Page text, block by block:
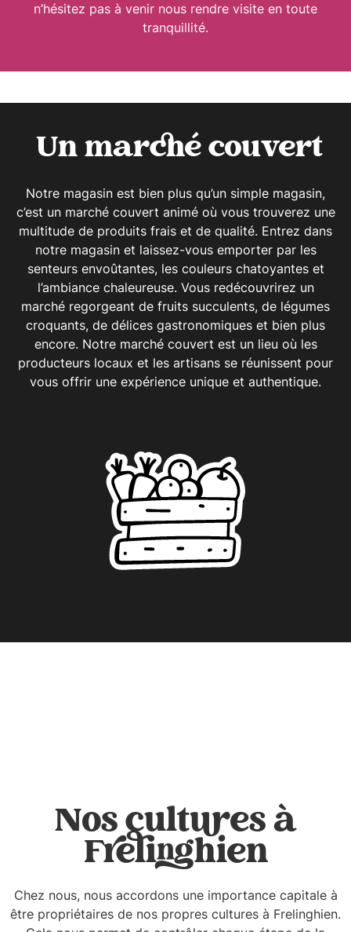
n’hésitez pas à venir nous rendre visite en toute
tranquillité.
Un marché couvert
Notre magasin est bien plus qu’un simple magasin,
c’est un marché couvert animé où vous trouverez une
multitude de produits frais et de qualité. Entrez dans
notre magasin et laissez-vous emporter par les
senteurs envoûtantes, les couleurs chatoyantes et
l’ambiance chaleureuse. Vous redécouvrirez un
marché regorgeant de fruits succulents, de légumes
croquants, de délices gastronomiques et bien plus
encore. Notre marché couvert est un lieu où les
producteurs locaux et les artisans se réunissent pour
vous offrir une expérience unique et authentique.
Nos cultures à
Frelinghien
Chez nous, nous accordons une importance capitale à
être propriétaires de nos propres cultures à Frelinghien.